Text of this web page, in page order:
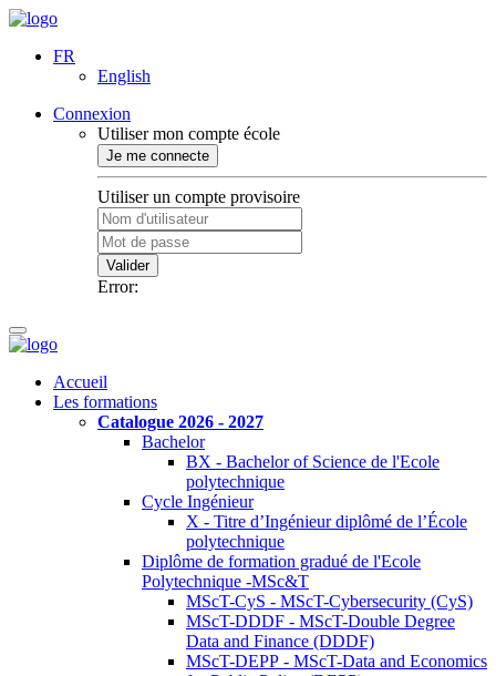
FR
English
Connexion
Utiliser mon compte école
Je me connecte
Utiliser un compte provisoire
Valider
Error:
Accueil
Les formations
Catalogue 2026 - 2027
Bachelor
BX - Bachelor of Science de l'Ecole
polytechnique
Cycle Ingénieur
X - Titre d’Ingénieur diplômé de l’École
polytechnique
Diplôme de formation gradué de l'Ecole
Polytechnique -MSc&T
MScT-CyS - MScT-Cybersecurity (CyS)
MScT-DDDF - MScT-Double Degree
Data and Finance (DDDF)
MScT-DEPP - MScT-Data and Economics